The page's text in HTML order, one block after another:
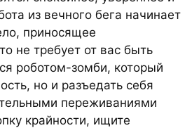
из вечного бега начинает
приносящее
не требует от вас быть
роботом-зомби, который
но и разъедать себя
переживаниями
крайности, ищите